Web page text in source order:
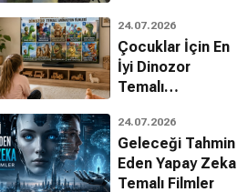
24.07.2026
Çocuklar İçin En
İyi Dinozor
Temalı
Filmleri
24.07.2026
Geleceği Tahmin
Eden Yapay Zeka
Temalı Filmler